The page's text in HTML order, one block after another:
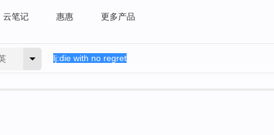
云笔记 惠惠 更多产品